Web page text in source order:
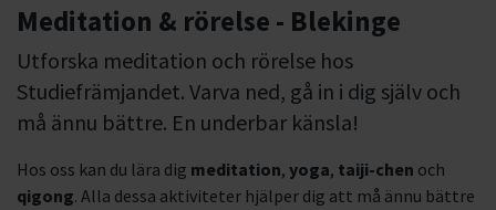
Meditation & rörelse - Blekinge
Utforska meditation och rörelse hos
Studiefrämjandet. Varva ned, gå in i dig själv och
må ännu bättre. En underbar känsla!
Hos oss kan du lära dig meditation, yoga, taiji-chen och
qigong. Alla dessa aktiviteter hjälper dig att må ännu bättre